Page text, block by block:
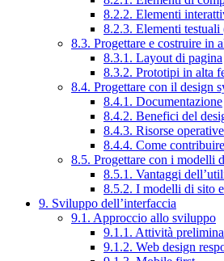
8.2.2. Elementi
8.2.3. Elementi testuali
8.3. Progettare e costruire in
8.3.1. Layout di pagina
8.3.2. Prototipi in alta
8.4. Progettare con il design
8.4.1. Documentazione
8.4.2. Benefici del
8.4.3. Risorse operative
8.4.4. Come
8.5. Progettare con i modelli
8.5.1. Vantaggi
8.5.2. I modelli di sito
9. Sviluppo dell’interfaccia
9.1. Approccio allo sviluppo
9.1.1. Attività
9.1.2. Web design